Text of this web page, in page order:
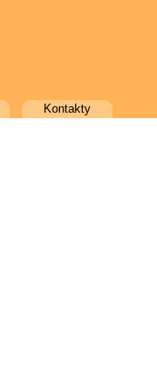
Kontakty